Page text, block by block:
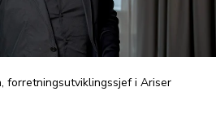
forretningsutviklingssjef i Ariser